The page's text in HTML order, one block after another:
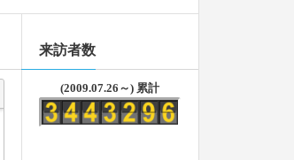
来訪者数
(2009.07.26～) 累計